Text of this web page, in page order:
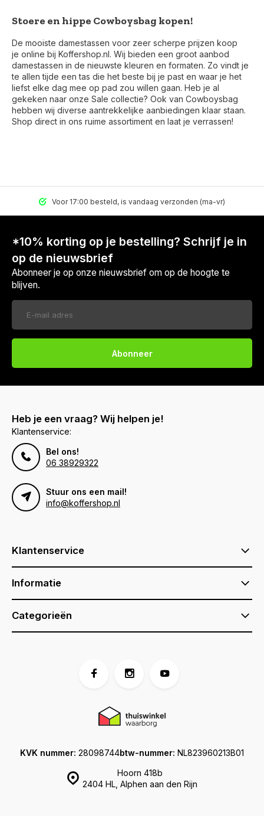
Stoere en hippe Cowboysbag kopen!
De mooiste damestassen voor zeer scherpe prijzen koop
je online bij Koffershop.nl. Wij bieden een groot aanbod
damestassen in de nieuwste kleuren en formaten. Zo vindt je
te allen tijde een tas die het beste bij je past en waar je het
liefst elke dag mee op pad zou willen gaan. Heb je al
gekeken naar onze Sale collectie? Ook van Cowboysbag
hebben wij diverse aantrekkelijke aanbiedingen klaar staan.
Shop direct in ons ruime assortiment en laat je verrassen!
Voor 17:00 besteld, is vandaag verzonden (ma-vr)
*10% korting op je bestelling? Schrijf je in
op de nieuwsbrief
Abonneer je op onze nieuwsbrief om op de hoogte te
blijven.
Abonneer
Heb je een vraag? Wij helpen je!
Klantenservice:
Bel ons!
06 38929322
Stuur ons een mail!
info@koffershop.nl
Klantenservice
Informatie
Categorieën
Hoorn 418b
2404 HL, Alphen aan den Rijn
KVK nummer: 28098744btw-nummer: NL823960213B01